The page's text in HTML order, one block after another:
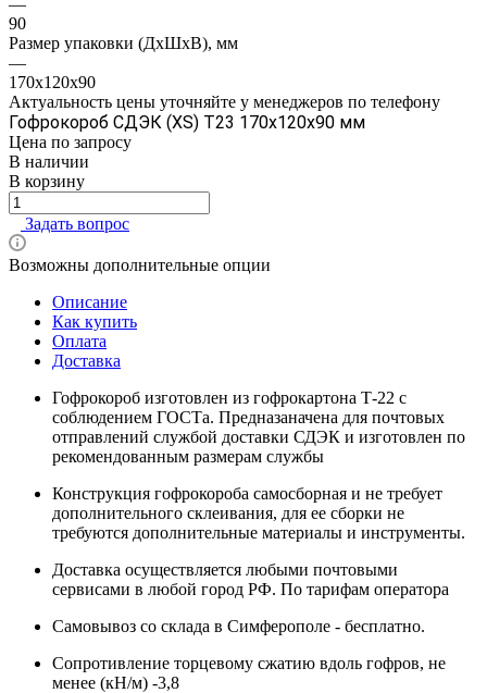
90
Размер упаковки (ДхШхВ), мм
—
170x120x90
Актуальность цены уточняйте у менеджеров по телефону
Гофрокороб СДЭК (XS) Т23 170x120x90 мм
Цена по запросу
В наличии
В корзину
Задать вопрос
Возможны дополнительные опции
Описание
Как купить
Оплата
Доставка
Гофрокороб изготовлен из гофрокартона Т-22 с
соблюдением ГОСТа. Предназаначена для почтовых
отправлений службой доставки СДЭК и изготовлен по
рекомендованным размерам службы
Конструкция гофрокороба самосборная и не требует
дополнительного склеивания, для ее сборки не
требуются дополнительные материалы и инструменты.
Доставка осуществляется любыми почтовыми
сервисами в любой город РФ. По тарифам оператора
Самовывоз со склада в Симферополе - бесплатно.
Сопротивление торцевому сжатию вдоль гофров, не
менее (кН/м) -3,8